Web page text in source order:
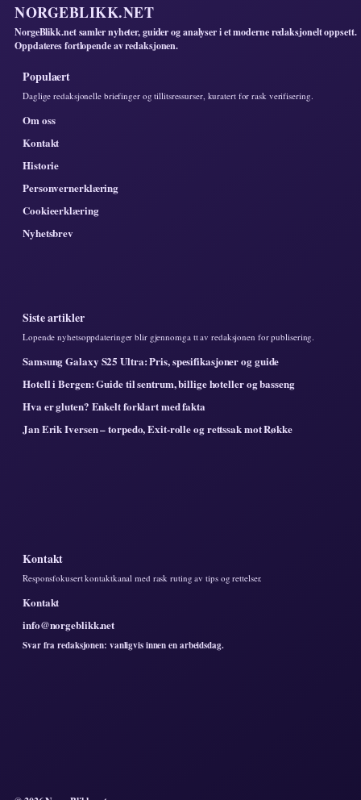
NORGEBLIKK.NET
NorgeBlikk.net samler nyheter, guider og analyser i et moderne redaksjonelt oppsett.
Oppdateres fortlopende av redaksjonen.
Populaert
Daglige redaksjonelle briefinger og tillitsressurser, kuratert for rask verifisering.
Om oss
Kontakt
Historie
Personvernerklæring
Cookieerklæring
Nyhetsbrev
Siste artikler
Lopende nyhetsoppdateringer blir gjennomga tt av redaksjonen for publisering.
Samsung Galaxy S25 Ultra: Pris, spesifikasjoner og guide
Hotell i Bergen: Guide til sentrum, billige hoteller og basseng
Hva er gluten? Enkelt forklart med fakta
Jan Erik Iversen – torpedo, Exit-rolle og rettssak mot Røkke
Kontakt
Responsfokusert kontaktkanal med rask ruting av tips og rettelser.
Kontakt
info@norgeblikk.net
Svar fra redaksjonen: vanligvis innen en arbeidsdag.